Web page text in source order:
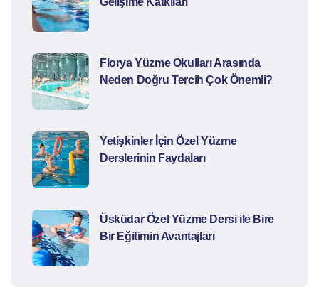
Florya Yüzme Okulları Arasında
Neden Doğru Tercih Çok Önemli?
Yetişkinler İçin Özel Yüzme
Derslerinin Faydaları
Üsküdar Özel Yüzme Dersi ile Bire
Bir Eğitimin Avantajları